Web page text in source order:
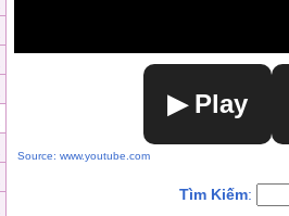
▶ Play
Source: www.youtube.com
Tìm Kiếm: